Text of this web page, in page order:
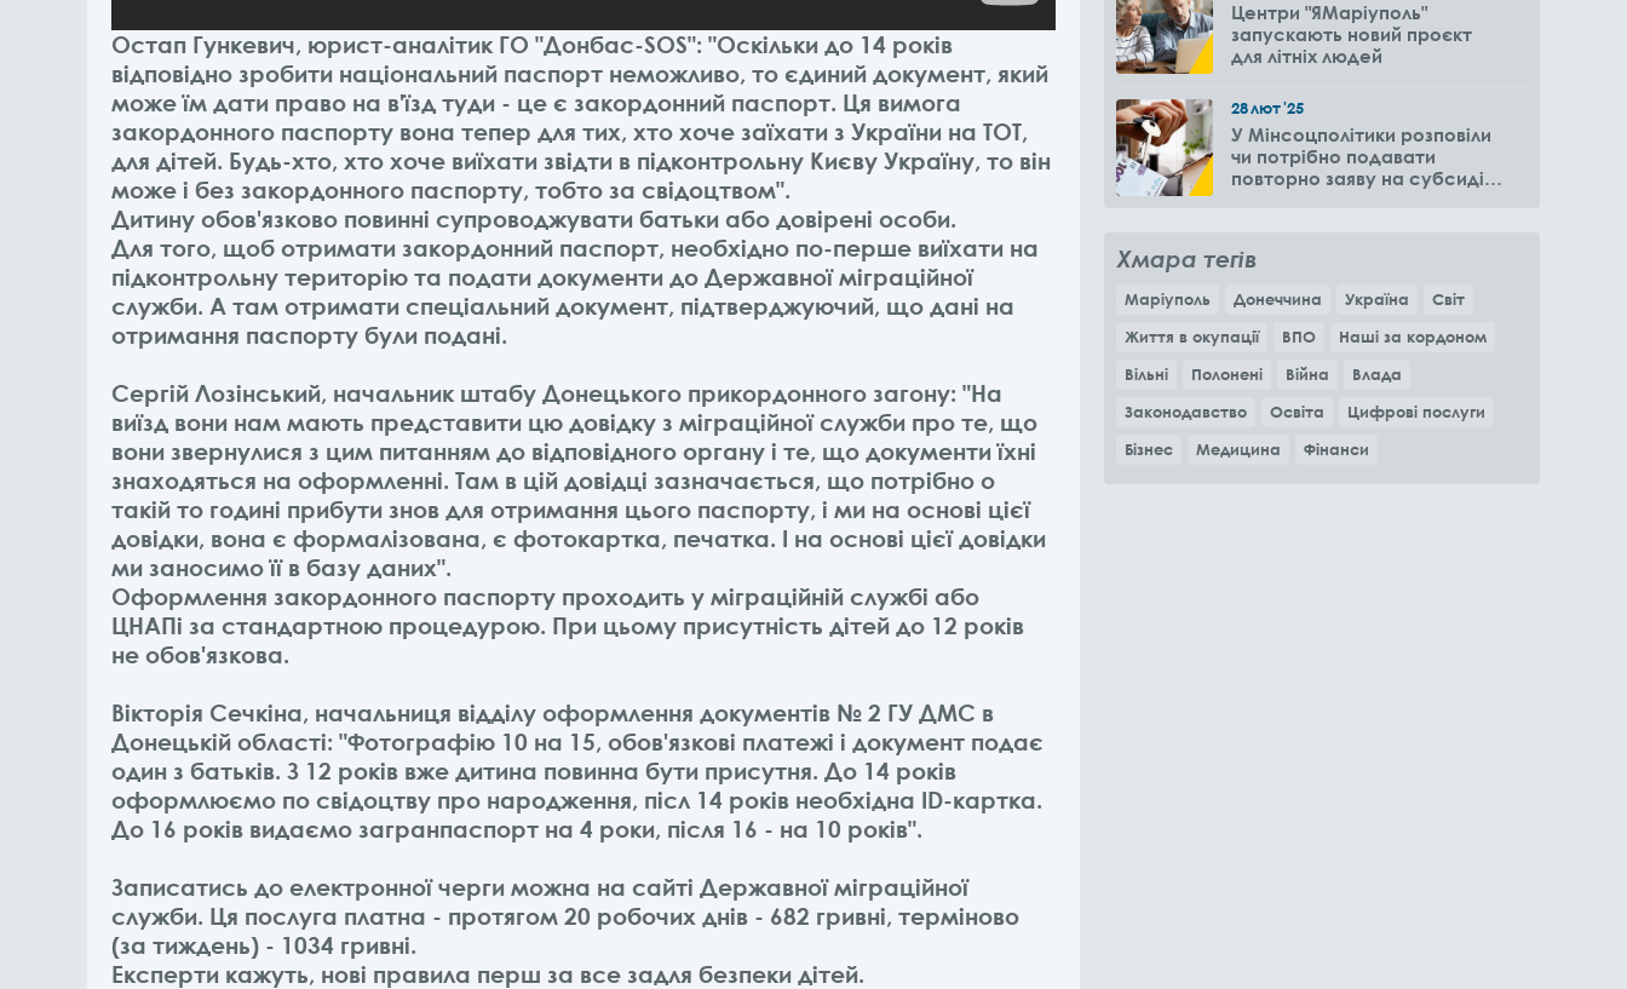
Остап Гункевич, юрист-аналітик ГО "Донбас-SOS": "Оскільки до 14 років
відповідно зробити національний паспорт неможливо, то єдиний документ, який
може їм дати право на в'їзд туди - це є закордонний паспорт. Ця вимога
закордонного паспорту вона тепер для тих, хто хоче заїхати з України на ТОТ,
для дітей. Будь-хто, хто хоче виїхати звідти в підконтрольну Києву Україну, то він
може і без закордонного паспорту, тобто за свідоцтвом".
Дитину обов'язково повинні супроводжувати батьки або довірені особи.
Для того, щоб отримати закордонний паспорт, необхідно по-перше виїхати на
підконтрольну територію та подати документи до Державної міграційної
служби. А там отримати спеціальний документ, підтверджуючий, що дані на
отримання паспорту були подані.
Сергій Лозінський, начальник штабу Донецького прикордонного загону: "На
виїзд вони нам мають представити цю довідку з міграційної служби про те, що
вони звернулися з цим питанням до відповідного органу і те, що документи їхні
знаходяться на оформленні. Там в цій довідці зазначається, що потрібно о
такій то годині прибути знов для отримання цього паспорту, і ми на основі цієї
довідки, вона є формалізована, є фотокартка, печатка. І на основі цієї довідки
ми заносимо її в базу даних".
Оформлення закордонного паспорту проходить у міграційній службі або
ЦНАПі за стандартною процедурою. При цьому присутність дітей до 12 років
не обов'язкова.
Вікторія Сечкіна, начальниця відділу оформлення документів № 2 ГУ ДМС в
Донецькій області: "Фотографію 10 на 15, обов'язкові платежі і документ подає
один з батьків. З 12 років вже дитина повинна бути присутня. До 14 років
оформлюємо по свідоцтву про народження, післ 14 років необхідна ID-картка.
До 16 років видаємо загранпаспорт на 4 роки, після 16 - на 10 років".
Записатись до електронної черги можна на сайті Державної міграційної
служби. Ця послуга платна - протягом 20 робочих днів - 682 гривні, терміново
(за тиждень) - 1034 гривні.
Експерти кажуть, нові правила перш за все задля безпеки дітей.
Центри "ЯМаріуполь"
запускають новий проєкт
для літніх людей
28лют'25
У Мінсоцполітики розповіли
чи потрібно подавати
повторно заяву на субсидію
Хмара тегів
Маріуполь Донеччина Україна
Світ
Життя в окупації
ВПО
Наші за кордоном
Вільні
Полонені Війна
Влада
Законодавство
Освіта
Цифрові послуги
Бізнес
Медицина Фінанси